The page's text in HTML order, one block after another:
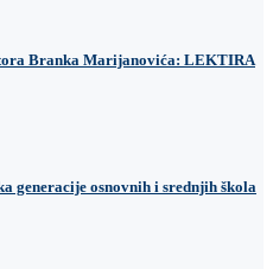
Branka Marijanovića: LEKTIRA
generacije osnovnih i srednjih škola